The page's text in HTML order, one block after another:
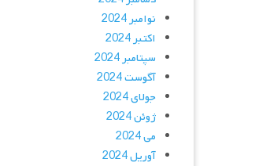
نوامبر 2024
اکتبر 2024
سپتامبر 2024
آگوست 2024
جولای 2024
ژوئن 2024
می 2024
آوریل 2024